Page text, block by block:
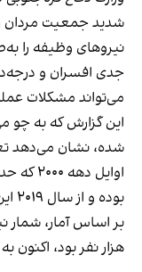
شدید جمعیت مردان
نیروهای وظیفه را
جدی افسران و
می‌تواند مشکلات
این گزارش که به چو
شده، نشان می‌دهد
بوده و از سال ۲۰۱۹ این روند شتاب بیشتری گرفته است.
هزار نفر بود، اکنون به ۴۵۰ هزار نفر رسیده است.